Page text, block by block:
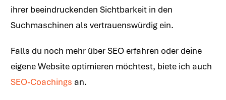
ihrer beeindruckenden Sichtbarkeit in den
Suchmaschinen als vertrauenswürdig ein.
Falls du noch mehr über SEO erfahren oder deine
eigene Website optimieren möchtest, biete ich auch
SEO-Coachings an.